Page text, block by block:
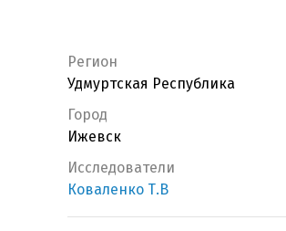
Регион
Удмуртская Республика
Город
Ижевск
Исследователи
Коваленко Т.В